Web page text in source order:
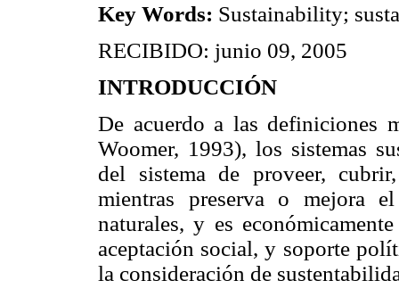
Key Words: Sustainability;
RECIBIDO: junio 09, 2005
INTRODUCCIÓN
De acuerdo a las definiciones
Woomer, 1993), los sistemas
del sistema de proveer,
mientras preserva o mejora
naturales, y es
aceptación social, y soporte
la consideración de